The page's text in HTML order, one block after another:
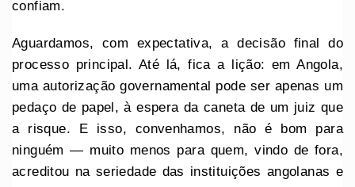
confiam.
Aguardamos, com expectativa, a decisão final do
processo principal. Até lá, fica a lição: em Angola,
uma autorização governamental pode ser apenas um
pedaço de papel, à espera da caneta de um juiz que
a risque. E isso, convenhamos, não é bom para
ninguém — muito menos para quem, vindo de fora,
acreditou na seriedade das instituições angolanas e